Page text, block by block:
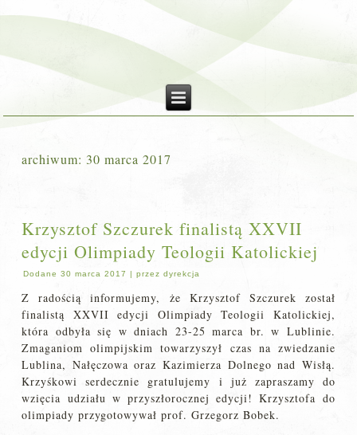
archiwum: 30 marca 2017
Krzysztof Szczurek finalistą XXVII
edycji Olimpiady Teologii Katolickiej
Dodane 30 marca 2017 |przez dyrekcja
Z radością informujemy, że Krzysztof Szczurek został
finalistą XXVII edycji Olimpiady Teologii Katolickiej,
która odbyła się w dniach 23-25 marca br. w Lublinie.
Zmaganiom olimpijskim towarzyszył czas na zwiedzanie
Lublina, Nałęczowa oraz Kazimierza Dolnego nad Wisłą.
Krzyśkowi serdecznie gratulujemy i już zapraszamy do
wzięcia udziału w przyszłorocznej edycji! Krzysztofa do
olimpiady przygotowywał prof. Grzegorz Bobek.